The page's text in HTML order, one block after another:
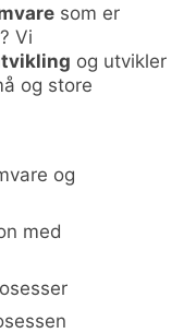
som er
Vi
og utvikler
og store
og
med